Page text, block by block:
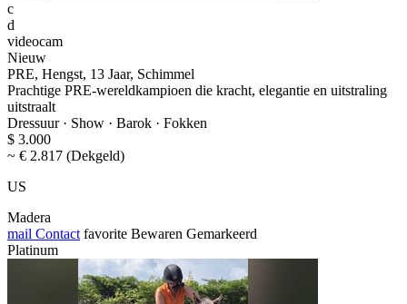
c
d
videocam
Nieuw
PRE, Hengst, 13 Jaar, Schimmel
Prachtige PRE-wereldkampioen die kracht, elegantie en uitstraling
uitstraalt
Dressuur · Show · Barok · Fokken
$ 3.000
~ € 2.817 (Dekgeld)
US
Madera
mail Contact favorite Bewaren Gemarkeerd
Platinum